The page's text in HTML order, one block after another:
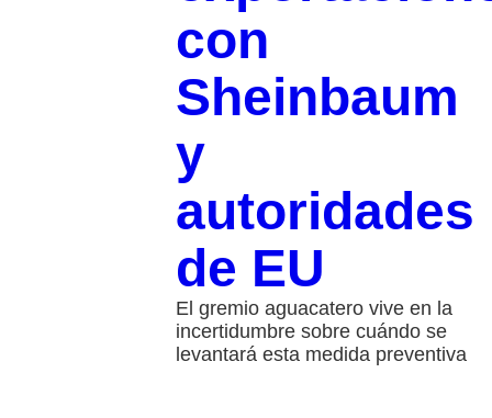
con
Sheinbaum
y
autoridades
de EU
El gremio aguacatero vive en la
incertidumbre sobre cuándo se
levantará esta medida preventiva